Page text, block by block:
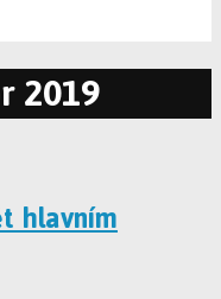
2019
hlavním